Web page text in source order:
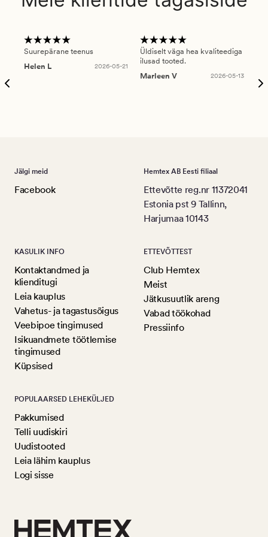
Suurepärane teenus
Helen L
2026-05-21
Üldiselt väga hea kvaliteediga
ilusad tooted.
Marleen V
2026-05-13
Jälgi meid
Facebook
Hemtex AB Eesti filiaal
Ettevõtte reg.nr 11372041
Estonia pst 9 Tallinn,
Harjumaa 10143
KASULIK INFO
Kontaktandmed ja
klienditugi
Leia kauplus
Vahetus- ja tagastusõigus
Veebipoe tingimused
Isikuandmete töötlemise
tingimused
Küpsised
ETTEVÕTTEST
Club Hemtex
Meist
Jätkusuutlik areng
Vabad töökohad
Pressiinfo
POPULAARSED LEHEKÜLJED
Pakkumised
Telli uudiskiri
Uudistooted
Leia lähim kauplus
Logi sisse